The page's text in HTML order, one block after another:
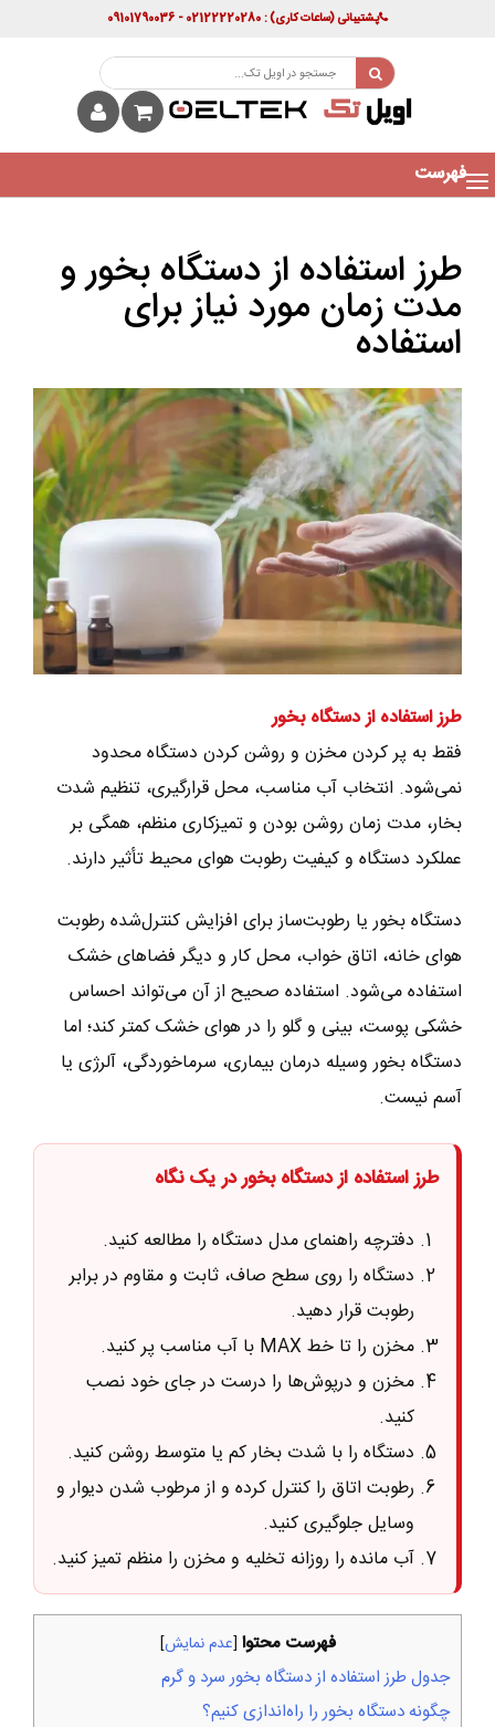
پشتیبانی(ساعات کاری): 02122220280 - 09101790036
فهرست
طرز استفاده از دستگاه بخور و
مدت زمان مورد نیاز برای
استفاده
طرز استفاده از دستگاه بخور
فقط به پر کردن مخزن و روشن کردن دستگاه محدود
نمی‌شود. انتخاب آب مناسب، محل قرارگیری، تنظیم شدت
بخار، مدت زمان روشن بودن و تمیزکاری منظم، همگی بر
عملکرد دستگاه و کیفیت رطوبت هوای محیط تأثیر دارند.
دستگاه بخور یا رطوبت‌ساز برای افزایش کنترل‌شده رطوبت
هوای خانه، اتاق خواب، محل کار و دیگر فضاهای خشک
استفاده می‌شود. استفاده صحیح از آن می‌تواند احساس
خشکی پوست، بینی و گلو را در هوای خشک کمتر کند؛ اما
دستگاه بخور وسیله درمان بیماری، سرماخوردگی، آلرژی یا
آسم نیست.
طرز استفاده از دستگاه بخور در یک نگاه
دفترچه راهنمای مدل دستگاه را مطالعه کنید.
دستگاه را روی سطح صاف، ثابت و مقاوم در برابر
رطوبت قرار دهید.
مخزن را تا خط MAX با آب مناسب پر کنید.
مخزن و درپوش‌ها را درست در جای خود نصب
کنید.
دستگاه را با شدت بخار کم یا متوسط روشن کنید.
رطوبت اتاق را کنترل کرده و از مرطوب شدن دیوار و
وسایل جلوگیری کنید.
آب مانده را روزانه تخلیه و مخزن را منظم تمیز کنید.
فهرست محتوا [عدم نمایش]
جدول طرز استفاده از دستگاه بخور سرد و گرم
چگونه دستگاه بخور را راه‌اندازی کنیم؟